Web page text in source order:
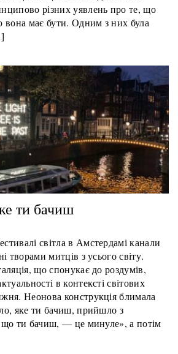
І для світу. Обидва
цінності. Однак вони
різних уявлень про те, що
вона має бути. Одним з них була
ти бачиш
світла в Амстердамі канали
творами митців з усього світу.
що спонукає до роздумів,
в контексті світових
Неонова конструкція блимала
яке ти бачиш, прийшло з
що ти бачиш, — це минуле», а потім